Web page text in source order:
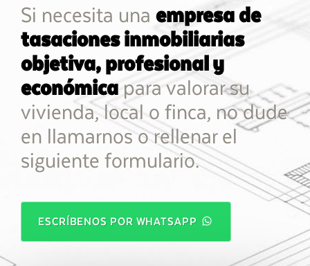
Si necesita una empresa de
tasaciones inmobiliarias
objetiva, profesional y
económica para valorar su
vivienda, local o finca, no dude
en llamarnos o rellenar el
siguiente formulario.
ESCRÍBENOS POR WHATSAPP